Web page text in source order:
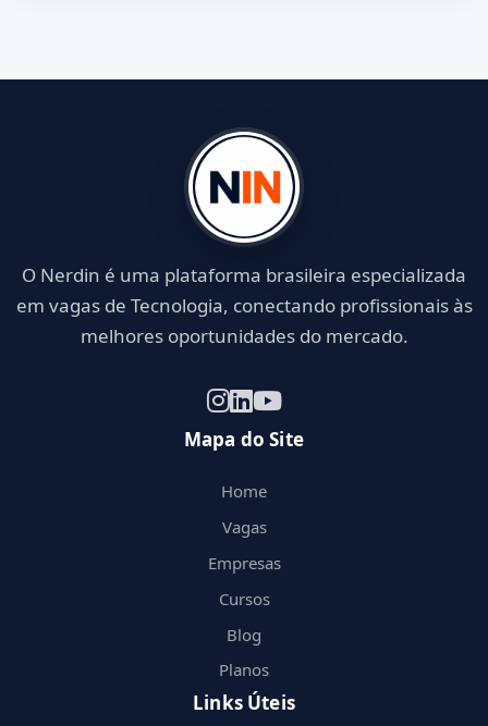
O Nerdin é uma plataforma brasileira especializada
em vagas de Tecnologia, conectando profissionais às
melhores oportunidades do mercado.
Mapa do Site
Home
Vagas
Empresas
Cursos
Blog
Planos
Links Úteis